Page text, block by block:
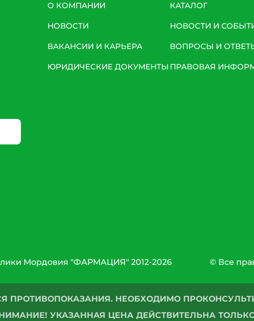
О КОМПАНИИ
НОВОСТИ
ВАКАНСИИ И КАРЬЕРА
ЮРИДИЧЕСКИЕ ДОКУМЕНТЫ
КАТАЛОГ
НОВОСТИ И
ВОПРОСЫ И
ПРАВОВАЯ
Мордовия "ФАРМАЦИЯ" 2012-2026 © Все
ПРОТИВОПОКАЗАНИЯ. НЕОБХОДИМО
УКАЗАННАЯ ЦЕНА ДЕЙСТВИТЕЛЬНА